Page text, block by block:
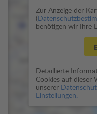
Zur Anzeige der
(
benötigen wir Ihre
Detaillierte
Cookies auf dieser
unserer
Einstellungen.